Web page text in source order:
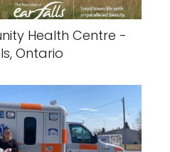
Health Centre -
Ontario